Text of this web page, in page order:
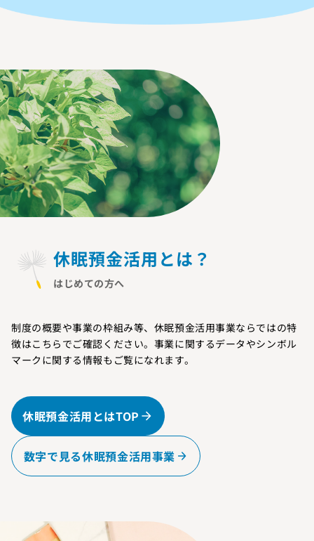
休眠預金活用とは？
はじめての方へ
制度の概要や事業の枠組み等、休眠預金活用事業ならではの特
徴はこちらでご確認ください。事業に関するデータやシンボル
マークに関する情報もご覧になれます。
休眠預金活用とはTOP
数字で見る休眠預金活用事業